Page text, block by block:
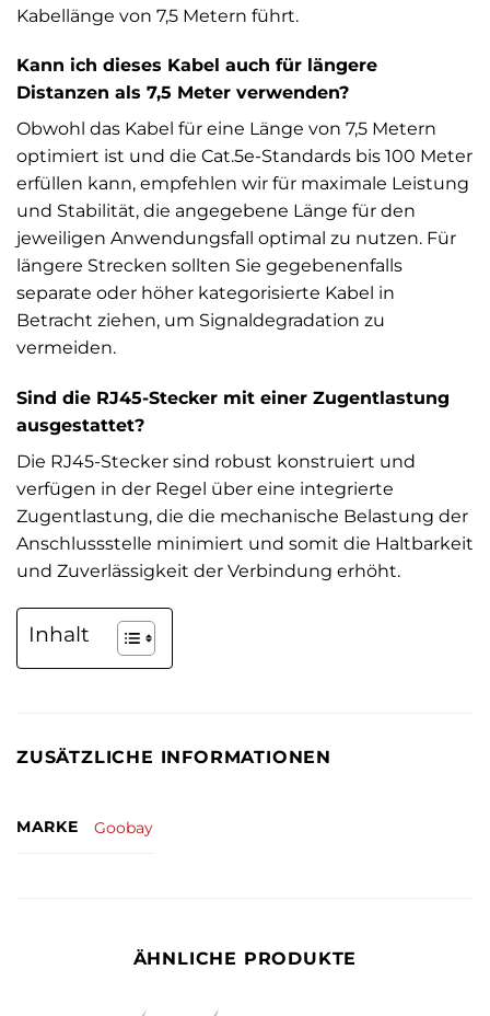
Kabellänge von 7,5 Metern führt.
Kann ich dieses Kabel auch für längere
Distanzen als 7,5 Meter verwenden?
Obwohl das Kabel für eine Länge von 7,5 Metern
optimiert ist und die Cat.5e-Standards bis 100 Meter
erfüllen kann, empfehlen wir für maximale Leistung
und Stabilität, die angegebene Länge für den
jeweiligen Anwendungsfall optimal zu nutzen. Für
längere Strecken sollten Sie gegebenenfalls
separate oder höher kategorisierte Kabel in
Betracht ziehen, um Signaldegradation zu
vermeiden.
Sind die RJ45-Stecker mit einer Zugentlastung
ausgestattet?
Die RJ45-Stecker sind robust konstruiert und
verfügen in der Regel über eine integrierte
Zugentlastung, die die mechanische Belastung der
Anschlussstelle minimiert und somit die Haltbarkeit
und Zuverlässigkeit der Verbindung erhöht.
Inhalt
ZUSÄTZLICHE INFORMATIONEN
MARKE Goobay
ÄHNLICHE PRODUKTE